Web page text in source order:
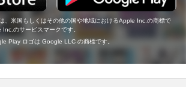
、米国もしくはその他の国や地域におけるApple Inc.の商標で
のサービスマークです。
Play ロゴは Google LLC の商標です。